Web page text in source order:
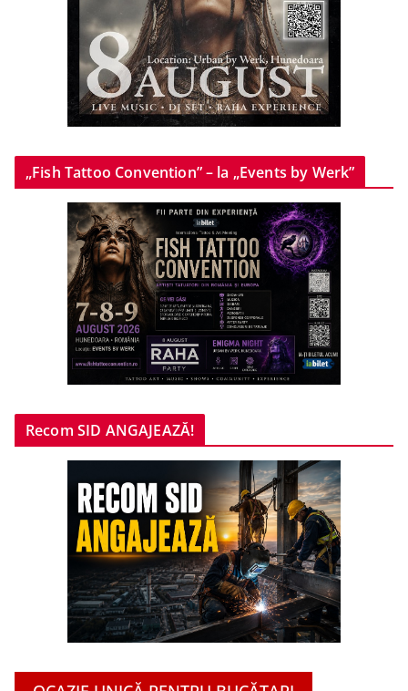
„Fish Tattoo Convention” – la „Events by Werk”
Recom SID ANGAJEAZĂ!